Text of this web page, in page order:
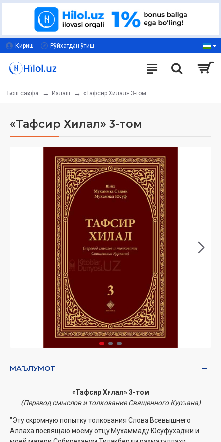
Кириш Рўйхатдан ўтиш
Бош саҳифа Излаш «Тафсир Хилал» 3-том
«Тафсир Хилал» 3-том
МАЪЛУМОТ
«Тафсир Хилал» 3-том
(Перевод смыслов и толкование Священного Куръана)
"Эту скромную попытку толкования Слова Всевышнего
Аллаха посвящаю моему отцу Мухаммаду Юсуфухаджи и